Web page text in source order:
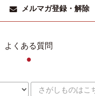
メルマガ登録・解除
よくある質問
●